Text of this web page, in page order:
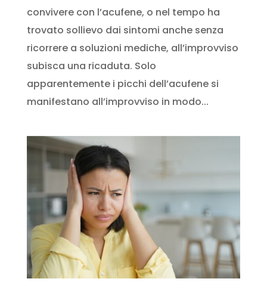
convivere con l’acufene, o nel tempo ha
trovato sollievo dai sintomi anche senza
ricorrere a soluzioni mediche, all’improvviso
subisca una ricaduta. Solo
apparentemente i picchi dell’acufene si
manifestano all’improvviso in modo...